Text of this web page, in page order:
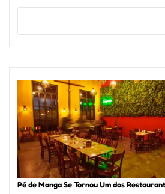
Pé de Manga Se Tornou Um dos